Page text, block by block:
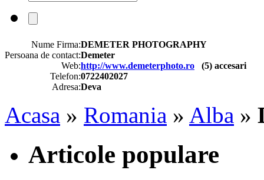
Nume Firma:DEMETER PHOTOGRAPHY
Persoana de contact:Demeter
Web:http://www.demeterphoto.ro (5) accesari
Telefon:0722402027
Adresa:Deva
Acasa » Romania » Alba »
Articole populare